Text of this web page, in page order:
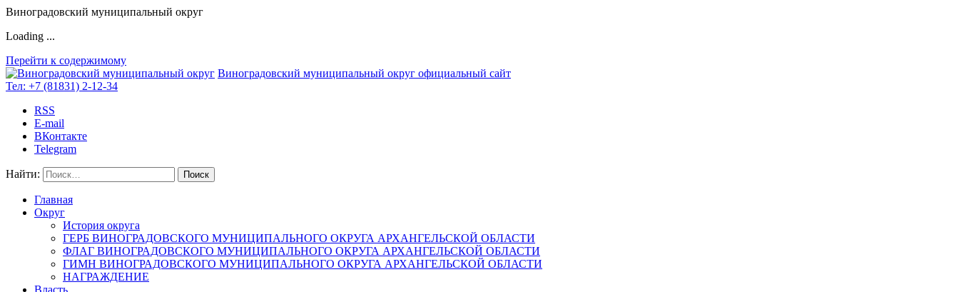
Виноградовский муниципальный округ
Loading ...
Перейти к содержимому
Виноградовский муниципальный округ официальный сайт
Тел: +7 (81831) 2-12-34
RSS
E-mail
ВКонтакте
Telegram
Найти:
Главная
Округ
История округа
ГЕРБ ВИНОГРАДОВСКОГО МУНИЦИПАЛЬНОГО ОКРУГА АРХАНГЕЛЬСКОЙ ОБЛАСТИ
ФЛАГ ВИНОГРАДОВСКОГО МУНИЦИПАЛЬНОГО ОКРУГА АРХАНГЕЛЬСКОЙ ОБЛАСТИ
ГИМН ВИНОГРАДОВСКОГО МУНИЦИПАЛЬНОГО ОКРУГА АРХАНГЕЛЬСКОЙ ОБЛАСТИ
НАГРАЖДЕНИЕ
Власть